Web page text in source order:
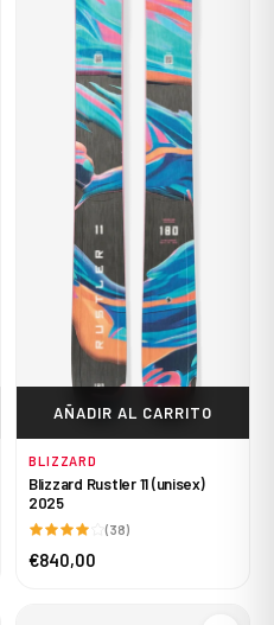
AÑADIR AL CARRITO
BLIZZARD
Blizzard Rustler 11 (unisex)
2025
(38)
€840,00